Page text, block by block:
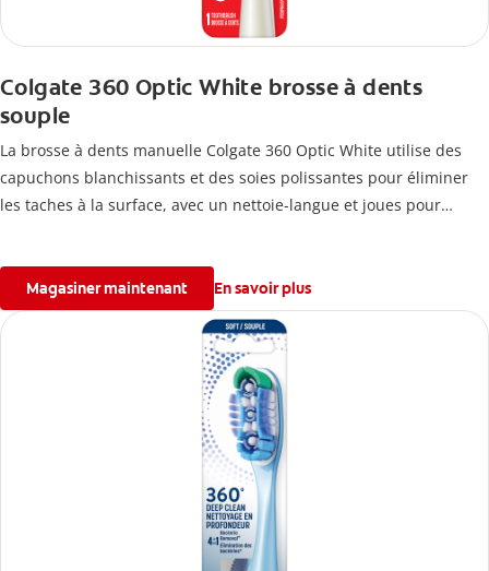
Colgate 360 Optic White brosse à dents
souple
La brosse à dents manuelle Colgate 360 Optic White utilise des
capuchons blanchissants et des soies polissantes pour éliminer
les taches à la surface, avec un nettoie-langue et joues pour
Magasiner maintenant En savoir plus